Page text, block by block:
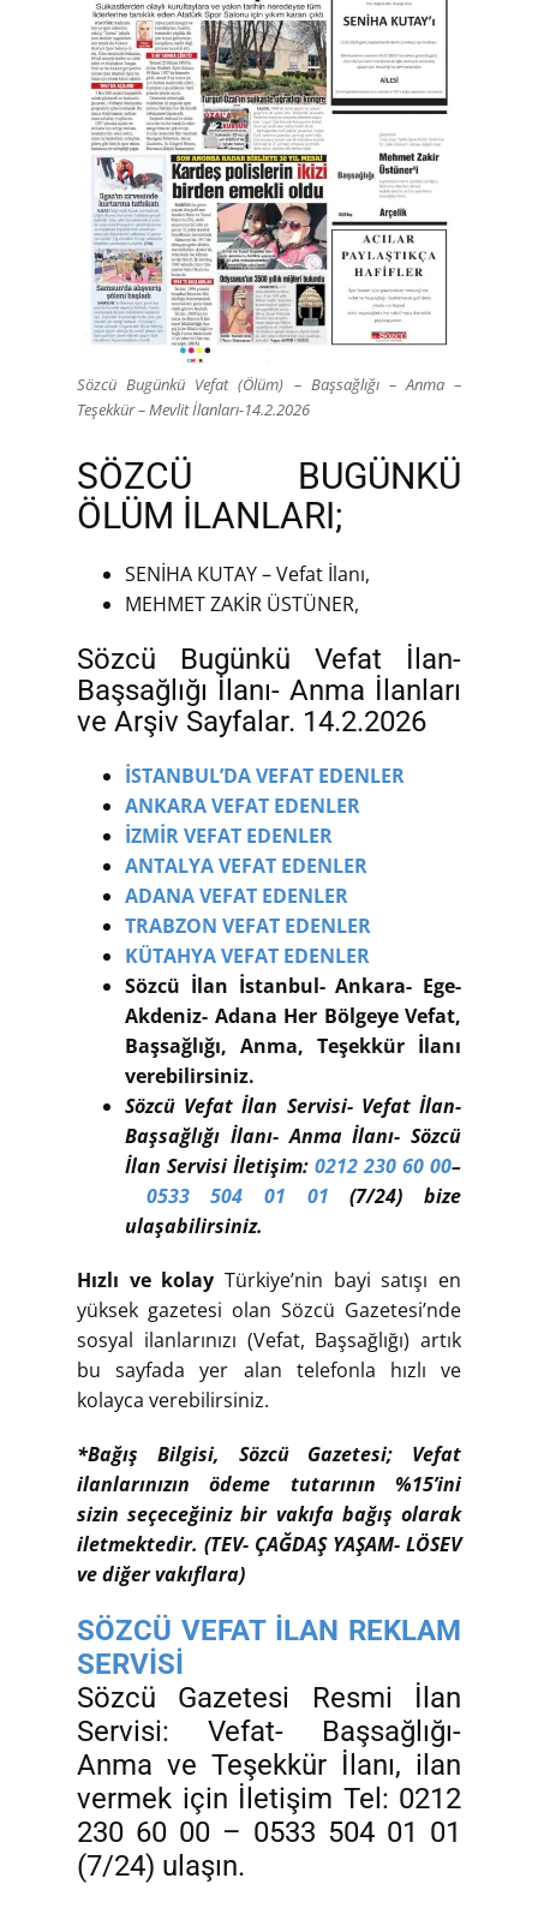
Sözcü Bugünkü Vefat (Ölüm) – Başsağlığı – Anma –
Teşekkür – Mevlit İlanları-14.2.2026
SÖZCÜ BUGÜNKÜ
ÖLÜM İLANLARI;
SENİHA KUTAY – Vefat İlanı,
MEHMET ZAKİR ÜSTÜNER,
Sözcü Bugünkü Vefat İlan-
Başsağlığı İlanı- Anma İlanları
ve Arşiv Sayfalar. 14.2.2026
İSTANBUL’DA VEFAT EDENLER
ANKARA VEFAT EDENLER
İZMİR VEFAT EDENLER
ANTALYA VEFAT EDENLER
ADANA VEFAT EDENLER
TRABZON VEFAT EDENLER
KÜTAHYA VEFAT EDENLER
Sözcü İlan İstanbul- Ankara- Ege-
Akdeniz- Adana Her Bölgeye Vefat,
Başsağlığı, Anma, Teşekkür İlanı
verebilirsiniz.
Sözcü Vefat İlan Servisi- Vefat İlan-
Başsağlığı İlanı- Anma İlanı- Sözcü
İlan Servisi İletişim: 0212 230 60 00–
0533 504 01 01 (7/24) bize
ulaşabilirsiniz.
Hızlı ve kolay Türkiye’nin bayi satışı en
yüksek gazetesi olan Sözcü Gazetesi’nde
sosyal ilanlarınızı (Vefat, Başsağlığı) artık
bu sayfada yer alan telefonla hızlı ve
kolayca verebilirsiniz.
*Bağış Bilgisi, Sözcü Gazetesi; Vefat
ilanlarınızın ödeme tutarının %15’ini
sizin seçeceğiniz bir vakıfa bağış olarak
iletmektedir. (TEV- ÇAĞDAŞ YAŞAM- LÖSEV
ve diğer vakıflara)
SÖZCÜ VEFAT İLAN REKLAM
SERVİSİ
Sözcü Gazetesi Resmi İlan
Servisi: Vefat- Başsağlığı-
Anma ve Teşekkür İlanı, ilan
vermek için İletişim Tel: 0212
230 60 00 – 0533 504 01 01
(7/24) ulaşın.